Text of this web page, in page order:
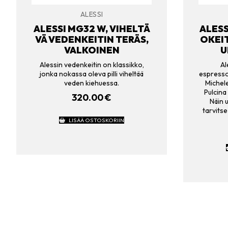
ALESSI
ALESSI MG32 W, VIHELTÄ
VÄ VEDENKEITIN TERÄS,
VALKOINEN
Alessin vedenkeitin on klassikko,
jonka nokassa oleva pilli viheltää
veden kiehuessa.
320.00€
LISÄÄ OSTOSKORIIN
Näin